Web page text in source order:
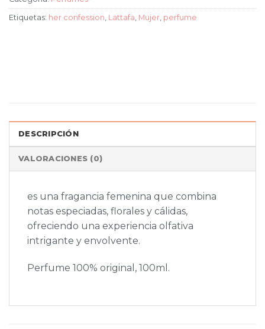
Etiquetas: her confession, Lattafa, Mujer, perfume
DESCRIPCIÓN
VALORACIONES (0)
es una fragancia femenina que combina
notas especiadas, florales y cálidas,
ofreciendo una experiencia olfativa
intrigante y envolvente.
Perfume 100% original, 100ml.